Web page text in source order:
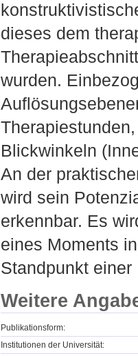
dieses dem
wurden.
Blickwinkeln
An der
wird sein
erkennbar. Es
eines Moments
Standpunkt
Weitere
Publikationsform:
Institutionen der Universität: